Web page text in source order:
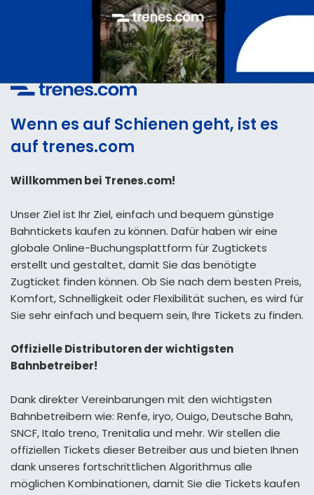
Wenn es auf Schienen geht, ist es
auf trenes.com
Willkommen bei Trenes.com!
Unser Ziel ist Ihr Ziel, einfach und bequem günstige
Bahntickets kaufen zu können. Dafür haben wir eine
globale Online-Buchungsplattform für Zugtickets
erstellt und gestaltet, damit Sie das benötigte
Zugticket finden können. Ob Sie nach dem besten Preis,
Komfort, Schnelligkeit oder Flexibilität suchen, es wird für
Sie sehr einfach und bequem sein, Ihre Tickets zu finden.
Offizielle Distributoren der wichtigsten
Bahnbetreiber!
Dank direkter Vereinbarungen mit den wichtigsten
Bahnbetreibern wie: Renfe, iryo, Ouigo, Deutsche Bahn,
SNCF, Italo treno, Trenitalia und mehr. Wir stellen die
offiziellen Tickets dieser Betreiber aus und bieten Ihnen
dank unseres fortschrittlichen Algorithmus alle
möglichen Kombinationen, damit Sie die Tickets kaufen